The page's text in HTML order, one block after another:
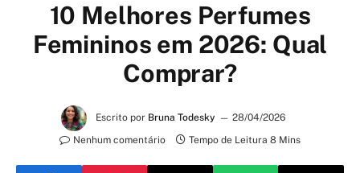
10 Melhores Perfumes
Femininos em 2026: Qual
Comprar?
Escrito por Bruna Todesky
28/04/2026
Nenhum comentário
Tempo de Leitura 8 Mins